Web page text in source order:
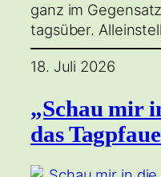
ganz im
tagsüber.
18. Juli 2026
„Schau mir
das